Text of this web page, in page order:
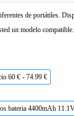
de portátiles.
un modelo compatible.
60 € - 74.99 €
bateria 4400mAh